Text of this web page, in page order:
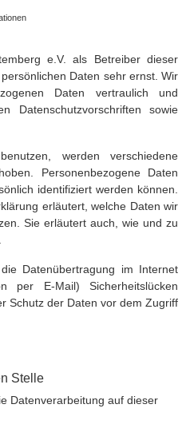
e.V. als Betreiber dieser
Daten sehr ernst. Wir
Daten vertraulich und
Datenschutzvorschriften sowie
werden verschiedene
Personenbezogene Daten
identifiziert werden können.
erläutert, welche Daten wir
Sie erläutert auch, wie und zu
Datenübertragung im Internet
per E-Mail) Sicherheitslücken
Schutz der Daten vor dem Zugriff
Stelle
Datenverarbeitung auf dieser